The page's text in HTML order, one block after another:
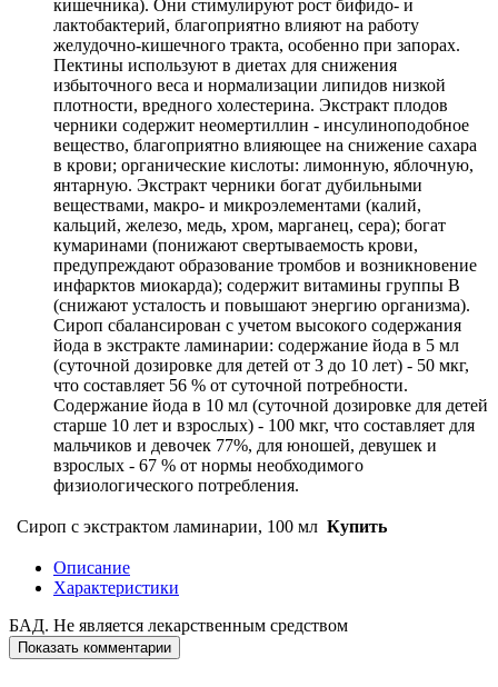
кишечника). Они стимулируют рост бифидо- и
лактобактерий, благоприятно влияют на работу
желудочно-кишечного тракта, особенно при запорах.
Пектины используют в диетах для снижения
избыточного веса и нормализации липидов низкой
плотности, вредного холестерина. Экстракт плодов
черники содержит неомертиллин - инсулиноподобное
вещество, благоприятно влияющее на снижение сахара
в крови; органические кислоты: лимонную, яблочную,
янтарную. Экстракт черники богат дубильными
веществами, макро- и микроэлементами (калий,
кальций, железо, медь, хром, марганец, сера); богат
кумаринами (понижают свертываемость крови,
предупреждают образование тромбов и возникновение
инфарктов миокарда); содержит витамины группы В
(снижают усталость и повышают энергию организма).
Сироп сбалансирован с учетом высокого содержания
йода в экстракте ламинарии: содержание йода в 5 мл
(суточной дозировке для детей от 3 до 10 лет) - 50 мкг,
что составляет 56 % от суточной потребности.
Содержание йода в 10 мл (суточной дозировке для детей
старше 10 лет и взрослых) - 100 мкг, что составляет для
мальчиков и девочек 77%, для юношей, девушек и
взрослых - 67 % от нормы необходимого
физиологического потребления.
Сироп с экстрактом ламинарии, 100 мл Купить
Описание
Характеристики
БАД. Не является лекарственным средством
Показать комментарии